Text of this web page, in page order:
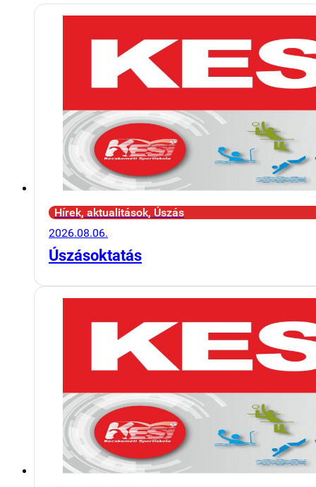
Hírek, aktualitások, Úszás
2026.08.06.
Úszásoktatás